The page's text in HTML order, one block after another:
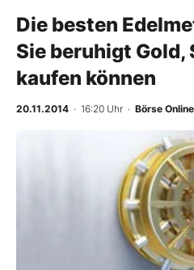
Finanz-Check
Die besten
Sie beruhigt Gold,
kaufen können
20.11.2014 · 16:20 Uhr · Börse
-%